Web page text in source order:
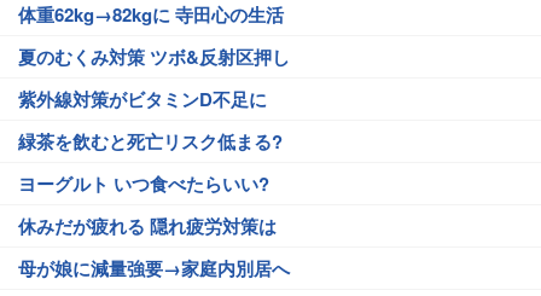
体重62kg→82kgに 寺田心の生活
夏のむくみ対策 ツボ&反射区押し
紫外線対策がビタミンD不足に
緑茶を飲むと死亡リスク低まる?
ヨーグルト いつ食べたらいい?
休みだが疲れる 隠れ疲労対策は
母が娘に減量強要→家庭内別居へ